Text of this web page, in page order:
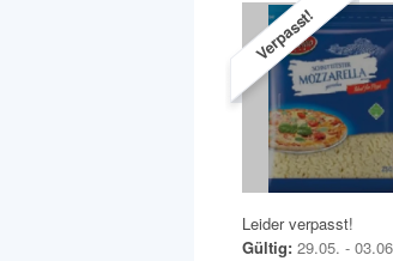
Verpasst!
Leider verpasst!
Gültig: 29.05. -